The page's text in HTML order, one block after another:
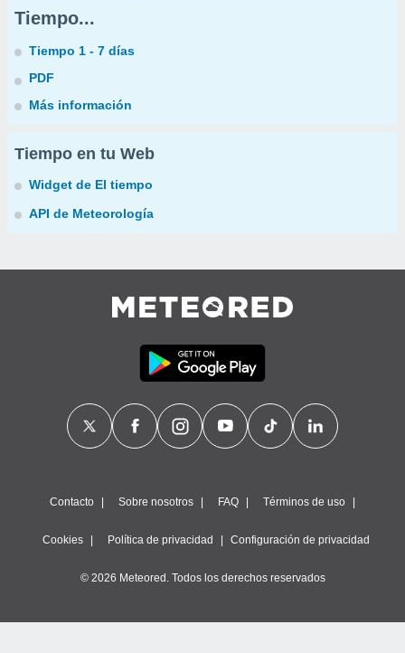
Tiempo...
Tiempo 1 - 7 días
PDF
Más información
Tiempo en tu Web
Widget de El tiempo
API de Meteorología
Contacto Sobre nosotros FAQ Términos de uso
Cookies Política de privacidad Configuración de privacidad
© 2026 Meteored. Todos los derechos reservados